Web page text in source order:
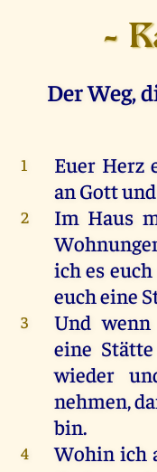
-
Der Weg,
1 Euer Herz
anGottund
2 Im Haus
iches euch
eucheine
3 Und wenn
eine Stätte
wieder
nehmen,
bin.
4 Wohin ich